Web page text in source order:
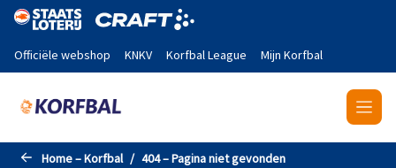
Naar de hoofdinhoud gaan
Officiële webshop KNKV Korfbal League Mijn Korfbal
Home – Korfbal 404 – Pagina niet gevonden